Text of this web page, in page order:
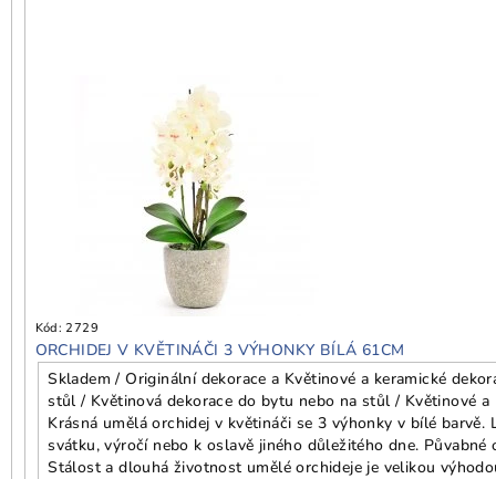
Kód: 2729
ORCHIDEJ V KVĚTINÁČI 3 VÝHONKY BÍLÁ 61CM
Skladem / Originální dekorace a Květinové a keramické
stůl / Květinová dekorace do bytu nebo na stůl / Květinové a
Krásná umělá orchidej v květináči se 3 výhonky v bílé
svátku, výročí nebo k oslavě jiného důležitého dne.
Stálost a dlouhá životnost umělé orchideje je velikou